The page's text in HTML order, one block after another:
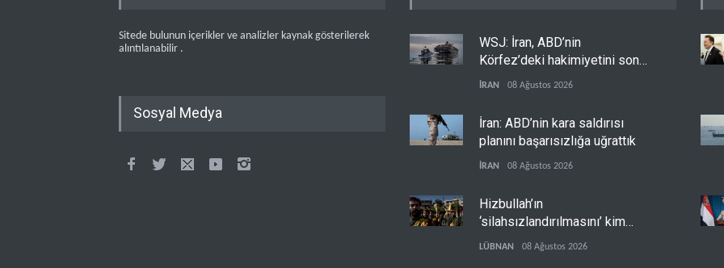
Sitede bulunun içerikler ve analizler kaynak gösterilerek
alıntılanabilir .
Sosyal Medya
WSJ: İran, ABD’nin
Körfez’deki hakimiyetini sona
erdiriyor
İRAN 08 Ağustos 2026
İran: ABD’nin kara saldırısı
planını başarısızlığa uğrattık
İRAN 08 Ağustos 2026
Hizbullah’ın
‘silahsızlandırılmasını’ kim
denetleyecek?
LÜBNAN 08 Ağustos 2026